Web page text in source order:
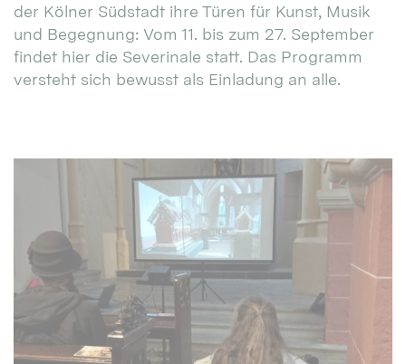
der Kölner Südstadt ihre Türen für Kunst, Musik
und Begegnung: Vom 11. bis zum 27. September
findet hier die Severinale statt. Das Programm
versteht sich bewusst als Einladung an alle.